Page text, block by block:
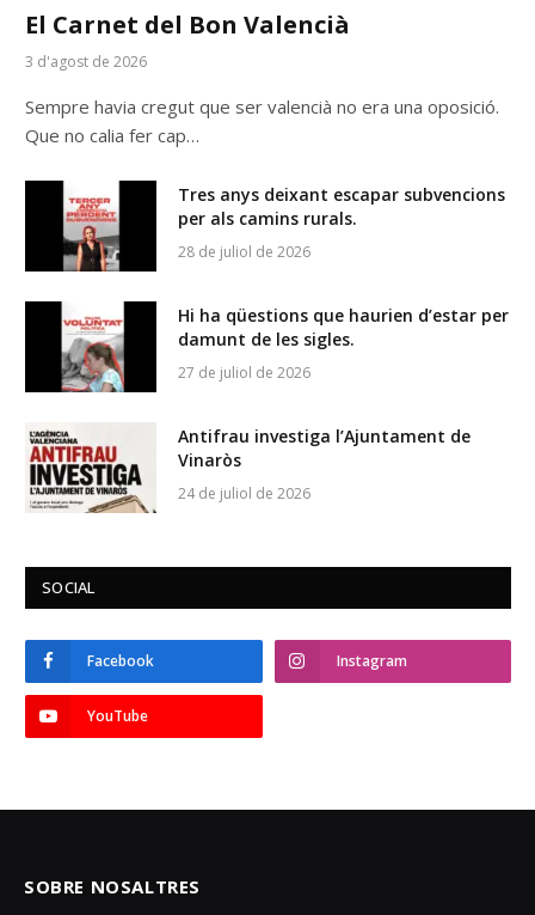
El Carnet del Bon Valencià
3 d'agost de 2026
Sempre havia cregut que ser valencià no era una oposició.
Que no calia fer cap…
Tres anys deixant escapar subvencions
per als camins rurals.
28 de juliol de 2026
Hi ha qüestions que haurien d’estar per
damunt de les sigles.
27 de juliol de 2026
Antifrau investiga l’Ajuntament de
Vinaròs
24 de juliol de 2026
SOCIAL
Facebook Instagram
YouTube
SOBRE NOSALTRES